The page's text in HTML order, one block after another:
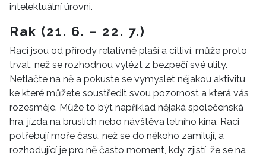
intelektuální úrovni.
Rak (21. 6. – 22. 7.)
Raci jsou od přírody relativně plaší a citliví, může proto
trvat, než se rozhodnou vylézt z bezpečí své ulity.
Netlačte na ně a pokuste se vymyslet nějakou aktivitu,
ke které můžete soustředit svou pozornost a která vás
rozesměje. Může to být například nějaká společenská
hra, jízda na bruslích nebo návštěva letního kina. Raci
potřebují moře času, než se do někoho zamilují, a
rozhodující je pro ně často moment, kdy zjistí, že se na